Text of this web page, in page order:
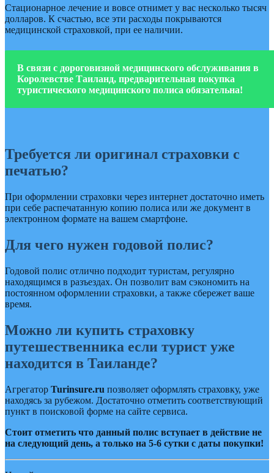
Стационарное лечение и вовсе отнимет у вас несколько тысяч
долларов. К счастью, все эти расходы покрываются
медицинской страховкой, при ее наличии.
В связи с дороговизной медицинского обслуживания в
Королевстве Таиланд, предварительная покупка
туристического медицинского полиса обязательна!
Требуется ли оригинал страховки с
печатью?
При оформлении страховки через интернет достаточно иметь
при себе распечатанную копию полиса или же документ в
электронном формате на вашем смартфоне.
Для чего нужен годовой полис?
Годовой полис отлично подходит туристам, регулярно
находящимся в разъездах. Он позволит вам сэкономить на
постоянном оформлении страховки, а также сбережет ваше
время.
Можно ли купить страховку
путешественника если турист уже
находится в Таиланде?
Агрегатор Turinsure.ru позволяет оформлять страховку, уже
находясь за рубежом. Достаточно отметить соответствующий
пункт в поисковой форме на сайте сервиса.
Стоит отметить что данный полис вступает в действие не
на следующий день, а только на 5-6 сутки с даты покупки!